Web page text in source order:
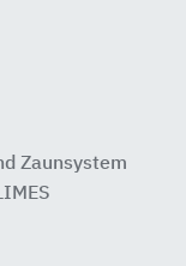
Zaunsystem